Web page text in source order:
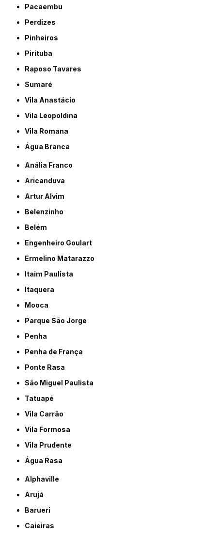
Pacaembu
Perdizes
Pinheiros
Pirituba
Raposo Tavares
Sumaré
Vila Anastácio
Vila Leopoldina
Vila Romana
Água Branca
Anália Franco
Aricanduva
Artur Alvim
Belenzinho
Belém
Engenheiro Goulart
Ermelino Matarazzo
Itaim Paulista
Itaquera
Mooca
Parque São Jorge
Penha
Penha de França
Ponte Rasa
São Miguel Paulista
Tatuapé
Vila Carrão
Vila Formosa
Vila Prudente
Água Rasa
Alphaville
Arujá
Barueri
Caieiras